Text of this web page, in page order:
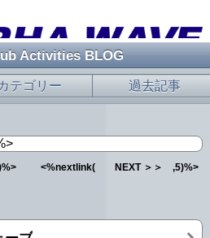
Activities BLOG
テゴリー 過去記事
<%nextlink( NEXT ＞＞ ,5)%>